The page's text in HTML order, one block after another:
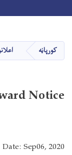
کورپاڼه
Notice
Date: Sep06, 2020